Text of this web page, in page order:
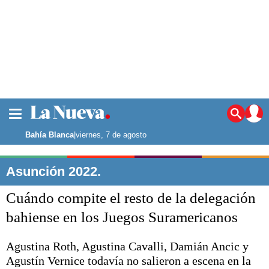
Noticias
La ciudad
Punta Alta
El mundo
Seguridad
Opinión
Deportes
Escenario Olímpico
Liga del Sur
Bahía Blanca|viernes, 7 de agosto
Asunción 2022.
Cuándo compite el resto de la delegación
bahiense en los Juegos Suramericanos
Agustina Roth, Agustina Cavalli, Damián Ancic y
Agustín Vernice todavía no salieron a escena en la